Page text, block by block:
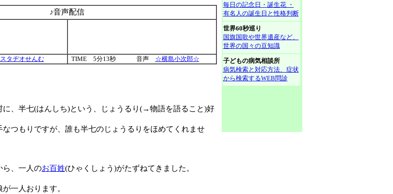
♪音声配信
スタヂオせんむ TIME 5分13秒 音声 ☆横島小次郎☆
、半七(はんしち)という、じょうるり(→物語を語ること)好
つもりですが、誰も半七のじょうるりをほめてくれませ
、一人のお百姓(ひゃくしょう)がたずねてきました。
一人おります。
毎日の記念日・誕生花 ・
有名人の誕生日と性格判断
世界60秒巡り
国旗国歌や世界遺産など、
世界の国々の豆知識
子どもの病気相談所
病気検索と対応方法、症状
から検索するWEB問診